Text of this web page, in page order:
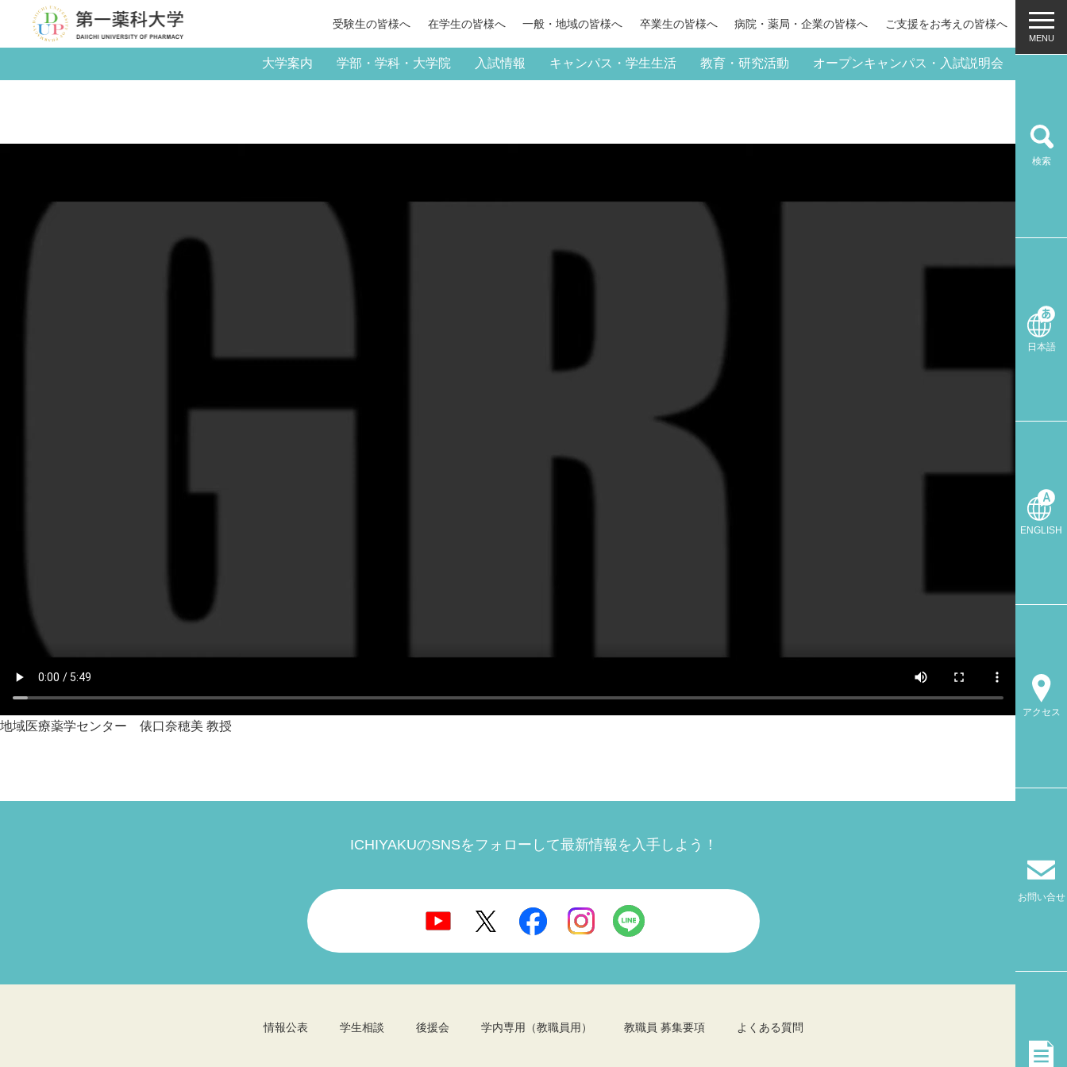
受験生の皆様へ 在学生の皆様へ 一般・地域の皆様へ 卒業生の皆様へ 病院・薬局・企業の皆様へ ご支援をお考えの皆様へ
大学案内 学部・学科・大学院 入試情報 キャンパス・学生生活 教育・研究活動 オープンキャンパス・入試説明会
検索
日本語
ENGLISH
アクセス
お問い合せ
地域医療薬学センター 俵口奈穂美 教授
ICHIYAKUのSNSをフォローして最新情報を入手しよう！
情報公表 学生相談 後援会 学内専用（教職員用） 教職員 募集要項 よくある質問